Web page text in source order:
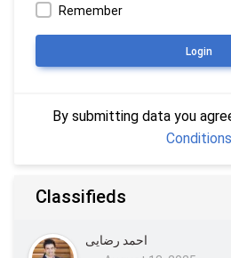
Remember
Login
By submitting data you
Conditions
Classifieds
احمد رضایی